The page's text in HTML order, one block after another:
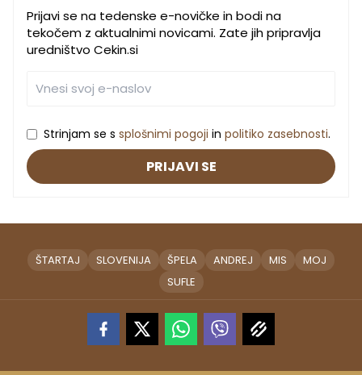
Prijavi se na tedenske e-novičke in bodi na
tekočem z aktualnimi novicami. Zate jih pripravlja
uredništvo Cekin.si
Strinjam se s splošnimi pogoji in politiko zasebnosti.
PRIJAVI SE
ŠTARTAJ SLOVENIJA ŠPELA ANDREJ MIS
MOJ
SUFLE